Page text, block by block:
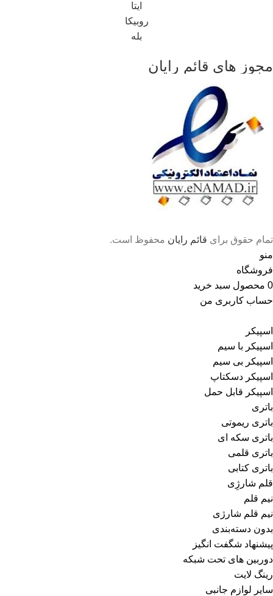
ایتا
روبیکا
بله
مجوز های قائم رایان
تمام حقوق برای قائم رایان محفوظ است.
منو
فروشگاه
0 محصول سبد خرید
حساب کاربری من
اسپیکر
اسپیکر با سیم
اسپیکر بی سیم
اسپیکر دسکتاپ
اسپیکر قابل حمل
باتری
باتری ریموتی
باتری سکه ای
باتری قلمی
باتری کتابی
قلم شارژِی
نیم قلم
نیم قلم شارژی
بدون دسته‌بندی
پیشنهاد شگفت انگیز
دوربین های تحت شبکه
رینگ لایت
سایر لوازم جانبی